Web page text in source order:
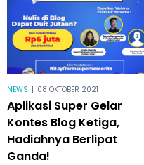
NEWS | 08 OKTOBER 2021
Aplikasi Super Gelar
Kontes Blog Ketiga,
Hadiahnya Berlipat
Ganda!